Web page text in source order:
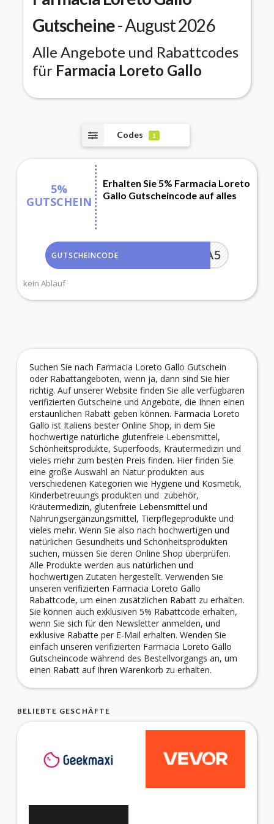
Gutscheine- August 2026
Alle Angebote und Rabattcodes
für Farmacia Loreto Gallo
Codes 1
5%
GUTSCHEIN
Erhalten Sie 5% Farmacia Loreto
Gallo Gutscheincode auf alles
EXTRA5
GUTSCHEINCODE
kein Ablauf
Suchen Sie nach Farmacia Loreto Gallo Gutschein
oder Rabattangeboten, wenn ja, dann sind Sie hier
richtig. Auf unserer Website finden Sie alle verfügbaren
verifizierten Gutscheine und Angebote, die Ihnen einen
erstaunlichen Rabatt geben können. Farmacia Loreto
Gallo ist Italiens bester Online Shop, in dem Sie
hochwertige natürliche glutenfreie Lebensmittel,
Schönheitsprodukte, Superfoods, Kräutermedizin und
vieles mehr zum besten Preis finden. Hier finden Sie
eine große Auswahl an Natur produkten aus
verschiedenen Kategorien wie Hygiene und Kosmetik,
Kinderbetreuungs produkten und zubehör,
Kräutermedizin, glutenfreie Lebensmittel und
Nahrungsergänzungsmittel, Tierpflegeprodukte und
vieles mehr. Wenn Sie also nach hochwertigen und
natürlichen Gesundheits und Schönheitsprodukten
suchen, müssen Sie deren Online Shop überprüfen.
Alle Produkte werden aus natürlichen und
hochwertigen Zutaten hergestellt. Verwenden Sie
unseren verifizierten Farmacia Loreto Gallo
Rabattcode, um einen zusätzlichen Rabatt zu erhalten.
Sie können auch exklusiven 5% Rabattcode erhalten,
wenn Sie sich für den Newsletter anmelden, und
exklusive Rabatte per E-Mail erhalten. Wenden Sie
einfach unseren verifizierten Farmacia Loreto Gallo
Gutscheincode während des Bestellvorgangs an, um
einen Rabatt auf Ihren Warenkorb zu erhalten.
BELIEBTE GESCHÄFTE